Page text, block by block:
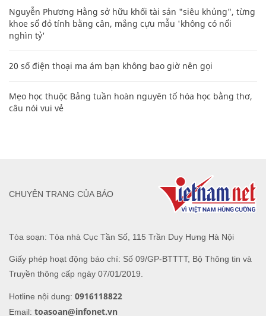
Nguyễn Phương Hằng sở hữu khối tài sản "siêu khủng", từng
khoe sổ đỏ tính bằng cân, mắng cựu mẫu 'không có nổi
nghìn tỷ'
20 số điện thoại ma ám bạn không bao giờ nên gọi
Mẹo học thuộc Bảng tuần hoàn nguyên tố hóa học bằng thơ,
câu nói vui vẻ
Tòa soạn: Tòa nhà Cục Tần Số, 115 Trần Duy Hưng Hà Nội
Giấy phép hoạt động báo chí: Số 09/GP-BTTTT, Bộ Thông tin và
Truyền thông cấp ngày 07/01/2019.
Hotline nội dung: 0916118822
Email: toasoan@infonet.vn
CHUYÊN TRANG CỦA BÁO